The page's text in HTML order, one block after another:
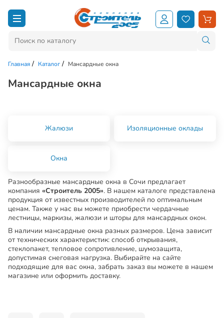
Главная Каталог Мансардные окна
Мансардные окна
Жалюзи Изоляционные оклады
Окна
Разнообразные мансардные окна в Сочи предлагает
компания «Строитель 2005». В нашем каталоге представлена
продукция от известных производителей по оптимальным
ценам. Также у нас вы можете приобрести чердачные
лестницы, маркизы, жалюзи и шторы для мансардных окон.
В наличии мансардные окна разных размеров. Цена зависит
от технических характеристик: способ открывания,
стеклопакет, тепловое сопротивление, шумозащита,
допустимая снеговая нагрузка. Выбирайте на сайте
подходящие для вас окна, забрать заказ вы можете в нашем
магазине или оформить доставку.